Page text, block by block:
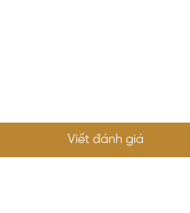
Viết đánh giá